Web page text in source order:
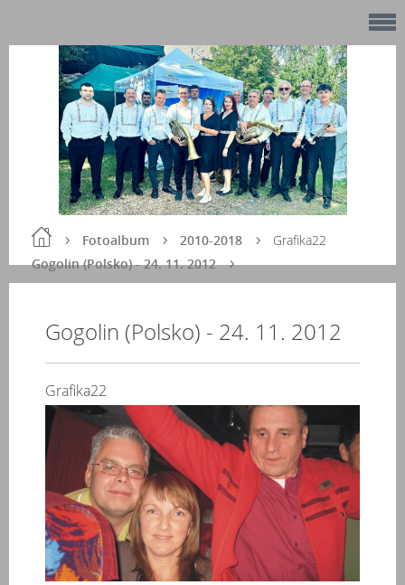
Fotoalbum
2010-2018
Gogolin (Polsko) - 24. 11. 2012
Grafika22
Gogolin (Polsko) - 24. 11. 2012
Grafika22